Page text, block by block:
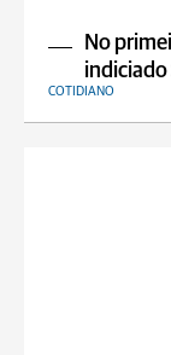
No
indiciado
COTIDIANO